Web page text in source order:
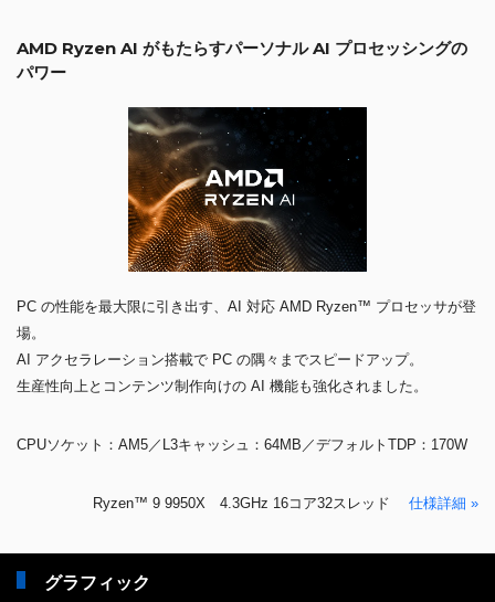
AMD Ryzen AI がもたらすパーソナル AI プロセッシングの
パワー
PC の性能を最大限に引き出す、AI 対応 AMD Ryzen™ プロセッサが登
場。
AI アクセラレーション搭載で PC の隅々までスピードアップ。
生産性向上とコンテンツ制作向けの AI 機能も強化されました。
CPUソケット：AM5／L3キャッシュ：64MB／デフォルトTDP：170W
Ryzen™ 9 9950X 4.3GHz 16コア32スレッド 仕様詳細 »
グラフィック